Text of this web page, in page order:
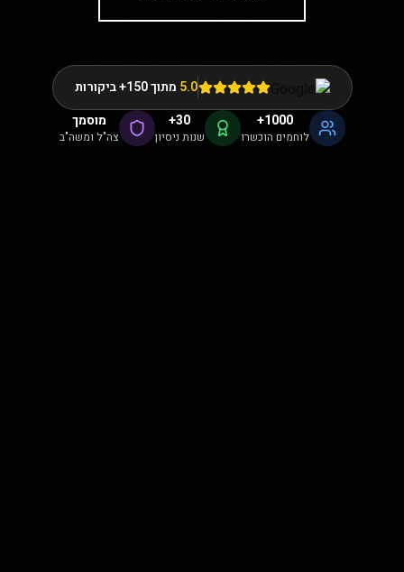
5.0 מתוך 150+ ביקורות
1000+
לוחמים הוכשרו
30+
שנות ניסיון
מוסמך
צה"ל ומשה"ב